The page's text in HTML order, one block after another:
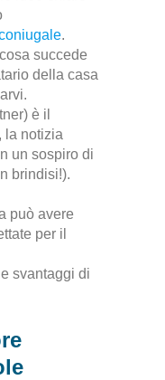
.
succede
della casa
è il
la notizia
un sospiro di
brindisi!).
può avere
per il
svantaggi di